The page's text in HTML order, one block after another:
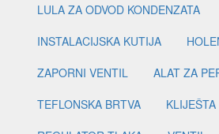
LULA ZA ODVOD KONDENZATA
INSTALACIJSKA KUTIJA
ZAPORNI VENTIL
ALAT ZA
TEFLONSKA BRTVA